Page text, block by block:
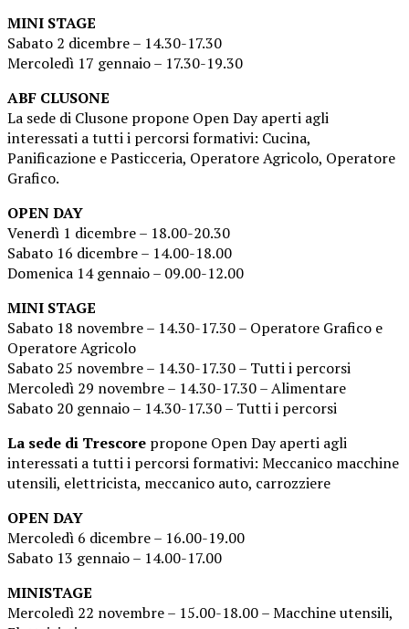
MINI STAGE
Sabato 2 dicembre – 14.30-17.30
Mercoledì 17 gennaio – 17.30-19.30
ABF CLUSONE
La sede di Clusone propone Open Day aperti agli
interessati a tutti i percorsi formativi: Cucina,
Panificazione e Pasticceria, Operatore Agricolo, Operatore
Grafico.
OPEN DAY
Venerdì 1 dicembre – 18.00-20.30
Sabato 16 dicembre – 14.00-18.00
Domenica 14 gennaio – 09.00-12.00
MINI STAGE
Sabato 18 novembre – 14.30-17.30 – Operatore Grafico e
Operatore Agricolo
Sabato 25 novembre – 14.30-17.30 – Tutti i percorsi
Mercoledì 29 novembre – 14.30-17.30 – Alimentare
Sabato 20 gennaio – 14.30-17.30 – Tutti i percorsi
La sede di Trescore propone Open Day aperti agli
interessati a tutti i percorsi formativi: Meccanico macchine
utensili, elettricista, meccanico auto, carrozziere
OPEN DAY
Mercoledì 6 dicembre – 16.00-19.00
Sabato 13 gennaio – 14.00-17.00
MINISTAGE
Mercoledì 22 novembre – 15.00-18.00 – Macchine utensili,